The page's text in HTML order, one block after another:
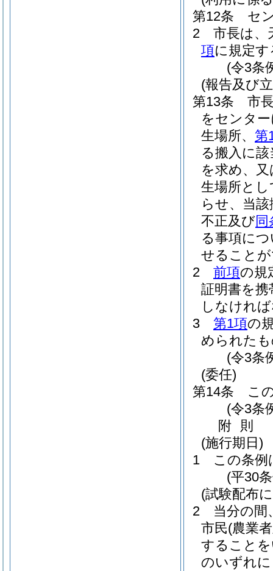
第12条
セ
2
市長は、
項に規定
(令3条
(報告及び
第13条
市
をセンタ
生場所、 第
る搬入に
を求め、
生場所と
らせ、当
不正及び同
る事項に
せること
2
前項の規
証明書を
しなけれ
3
第1項の
められた
(令3条
(委任)
第14条
こ
(令3条
附 則
(施行期日)
1
この条例
(平30
(試験配布
2
当分の間
市民(農業
すること
のいずれ